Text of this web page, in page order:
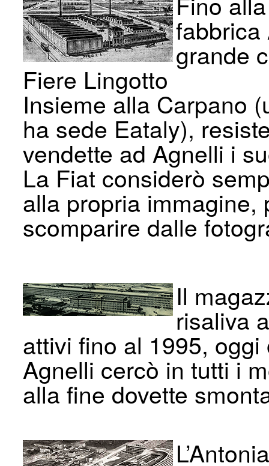
fabbrica
grande
Fiere Lingotto
Insieme alla Carpano
ha sede Eataly),
vendette ad Agnelli i
La Fiat considerò
alla propria immagine,
scomparire dalle
Il
risaliva
attivi fino al 1995,
Agnelli cercò in tutti i
alla fine dovette